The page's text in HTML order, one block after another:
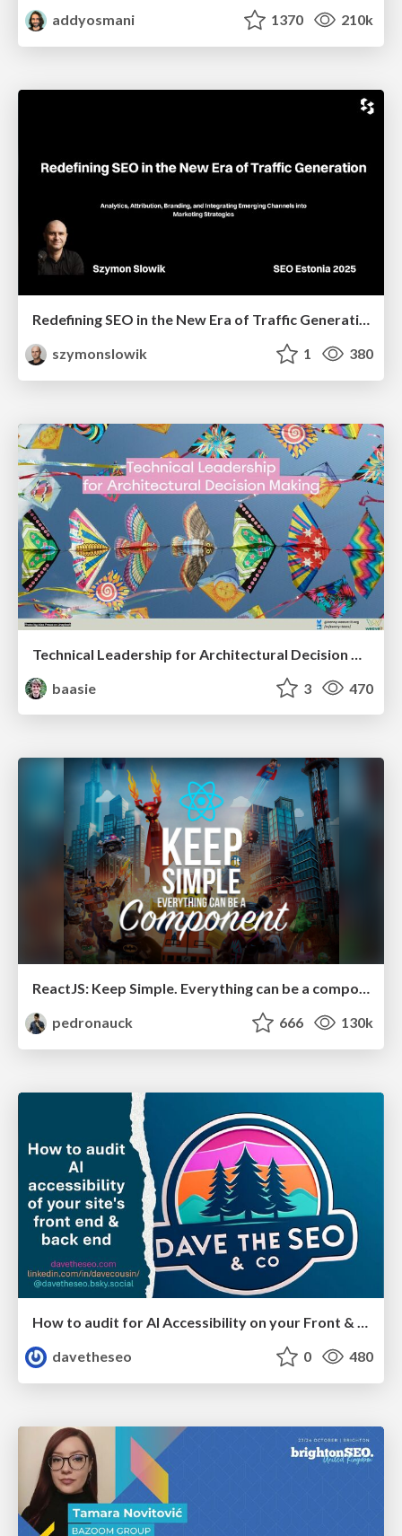
addyosmani 1370 210k
Redefining SEO in the New Era of Traffic Generation
szymonslowik
1 380
baasie
3 470
ReactJS: Keep Simple. Everything can be a component!
pedronauck
666 130k
How to audit for AI Accessibility on your Front & Back End
davetheseo
0 480